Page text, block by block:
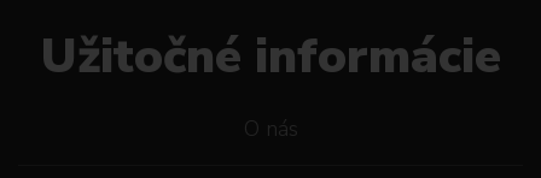
Užitočné informácie
O nás